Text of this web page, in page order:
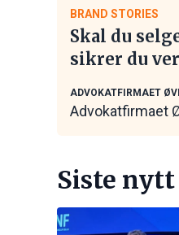
BRAND STORIES
Skal du
sikrer du
ADVOKATFIRMAET
Advokatfirmaet
Siste nytt